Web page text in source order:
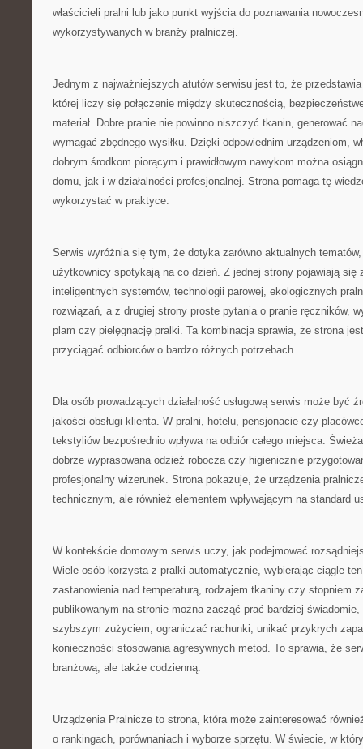
właścicieli pralni lub jako punkt wyjścia do poznawania
wykorzystywanych w branży pralniczej.
Jednym z najważniejszych atutów serwisu jest to, że
której liczy się połączenie między skutecznością,
materiał. Dobre pranie nie powinno niszczyć tkanin, generować
wymagać zbędnego wysiłku. Dzięki odpowiednim urządzeniom,
dobrym środkom piorącym i prawidłowym nawykom można
domu, jak i w działalności profesjonalnej. Strona pomaga tę
wykorzystać w praktyce.
Serwis wyróżnia się tym, że dotyka zarówno aktualnych
użytkownicy spotykają na co dzień. Z jednej strony pojawiają się
inteligentnych systemów, technologii parowej, ekologicznych
rozwiązań, a z drugiej strony proste pytania o pranie ręczników,
plam czy pielęgnację pralki. Ta kombinacja sprawia, że strona
przyciągać odbiorców o bardzo różnych potrzebach.
Dla osób prowadzących działalność usługową serwis może być
jakości obsługi klienta. W pralni, hotelu, pensjonacie czy
tekstyliów bezpośrednio wpływa na odbiór całego miejsca.
dobrze wyprasowana odzież robocza czy higienicznie
profesjonalny wizerunek. Strona pokazuje, że urządzenia
technicznym, ale również elementem wpływającym na standard
W kontekście domowym serwis uczy, jak podejmować
Wiele osób korzysta z pralki automatycznie, wybierając ciągle
zastanowienia nad temperaturą, rodzajem tkaniny czy stopniem
publikowanym na stronie można zacząć prać bardziej
szybszym zużyciem, ograniczać rachunki, unikać przykrych
konieczności stosowania agresywnych metod. To sprawia, że
branżową, ale także codzienną.
Urządzenia Pralnicze to strona, która może zainteresować
o rankingach, porównaniach i wyborze sprzętu. W świecie, w